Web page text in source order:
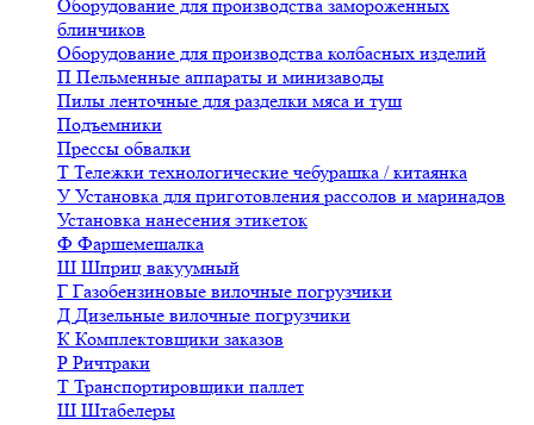
Оборудование для производства замороженных
блинчиков
Оборудование для производства колбасных изделий
П Пельменные аппараты и минизаводы
Пилы ленточные для разделки мяса и туш
Подъемники
Прессы обвалки
Т Тележки технологические чебурашка / китаянка
У Установка для приготовления рассолов и маринадов
Установка нанесения этикеток
Ф Фаршемешалка
Ш Шприц вакуумный
Г Газобензиновые вилочные погрузчики
Д Дизельные вилочные погрузчики
К Комплектовщики заказов
Р Ричтраки
Т Транспортировщики паллет
Ш Штабелеры